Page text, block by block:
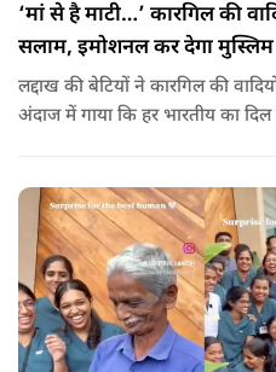
‘मां से है माटी…’ कारगिल की
सलाम, इमोशनल कर देगा
लद्दाख की बेटियों ने कारगिल की
अंदाज में गाया कि हर भारतीय का दिल